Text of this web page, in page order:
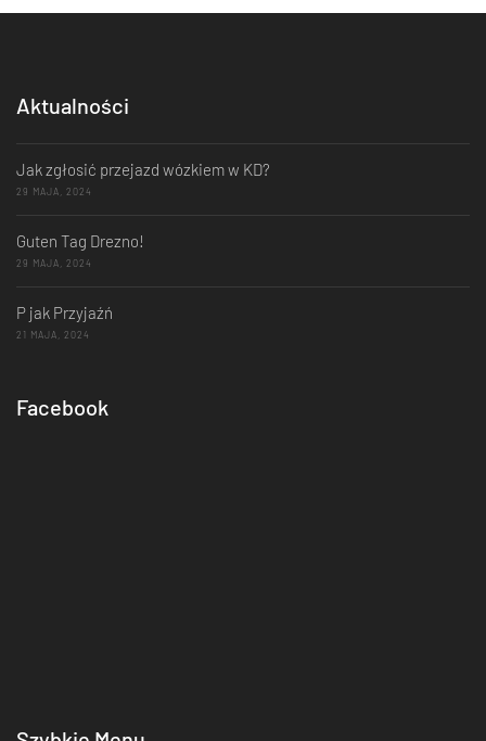
Aktualności
Jak zgłosić przejazd wózkiem w KD?
29 MAJA, 2024
Guten Tag Drezno!
29 MAJA, 2024
P jak Przyjaźń
21 MAJA, 2024
Facebook